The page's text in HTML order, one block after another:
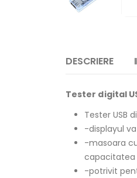
DESCRIERE
Tester digital
Tester USB
-displayul
-masoara
capacitatea
-potrivit